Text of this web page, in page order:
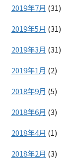
2019年7月 (31)
2019年5月 (31)
2019年3月 (31)
2019年1月 (2)
2018年9月 (5)
2018年6月 (3)
2018年4月 (1)
2018年2月 (3)